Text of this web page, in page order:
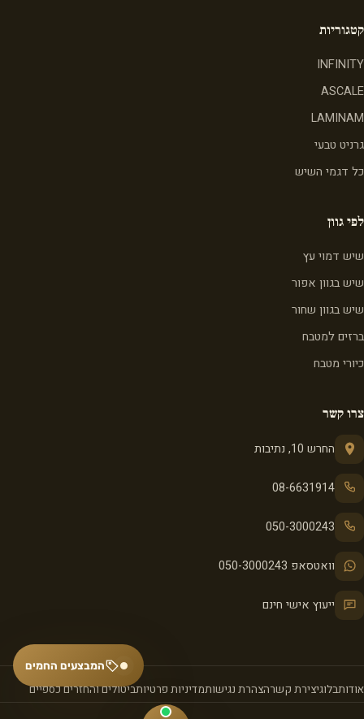
קטגוריות
INFINITY
ASCALE
LAMINAM
גרניט טבעי
כל דגמי השיש
לפי גוון
שיש דמוי עץ
שיש בגוון אפור
שיש בגוון שחור
ברזים למטבח
כיורי מטבח
צרו קשר
החרש 10, נתיבות
08-6631914
050-3000243
וואטסאפ 050-3000243
ייעוץ אישי חינם
אודותבלוגיצירת קשרהצהרת נגישותמדיניות פרטיותביטולים והחזרים כספיים
המבצעים החמים